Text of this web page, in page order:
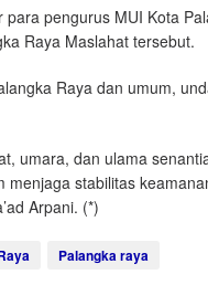
para pengurus MUI Kota
Raya Maslahat tersebut.
Raya dan umum,
umara, dan ulama
menjaga stabilitas
Arpani. (*)
Palangka raya